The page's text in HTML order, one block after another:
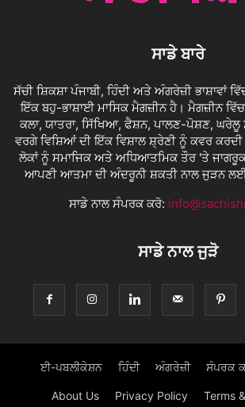
ਸਾਡੇ ਬਾਰੇ
ਸੱਚੀ ਸ਼ਿਕਸ਼ਾ ਪੰਜਾਬੀ, ਹਿੰਦੀ ਅਤੇ ਅੰਗਰੇਜ਼ੀ ਭਾਸ਼ਾਵਾਂ
ਇੱਕ ਬਹੁ-ਭਾਸ਼ਾਈ ਮਾਸਿਕ ਮੈਗਜ਼ੀਨ ਹੈ। ਮੈਗਜ਼ੀਨ
ਕਲਾ, ਯਾਤਰਾ, ਸਿੱਖਿਆ, ਫੈਸ਼ਨ, ਪਾਲਣ-ਪੋਸ਼ਣ,
ਵਰਗੇ ਵਿਸ਼ਿਆਂ ਦੀ ਇੱਕ ਵਿਸ਼ਾਲ ਸ਼੍ਰੇਣੀ ਨੂੰ ਕਵਰ
ਲੋਕਾਂ ਨੂੰ ਸਮਾਜਿਕ ਅਤੇ ਅਧਿਆਤਮਿਕ ਤੌਰ 'ਤੇ
ਆਪਣੀ ਆਤਮਾ ਦੀ ਅੰਦਰੂਨੀ ਸ਼ਕਤੀ ਨਾਲ ਜੁੜਨ ਲਈ
ਸਾਡੇ ਨਾਲ ਸੰਪਰਕ ਕਰੋ:
ਸਾਡੇ ਨਾਲ ਜੁੜੋ
ਈ-ਪਬਲੀਕੇਸ਼ਨ ਹਿੰਦੀ ਅੰਗਰੇਜ਼ੀ ਸੰਪਰਕ
About Us Privacy Policy Terms